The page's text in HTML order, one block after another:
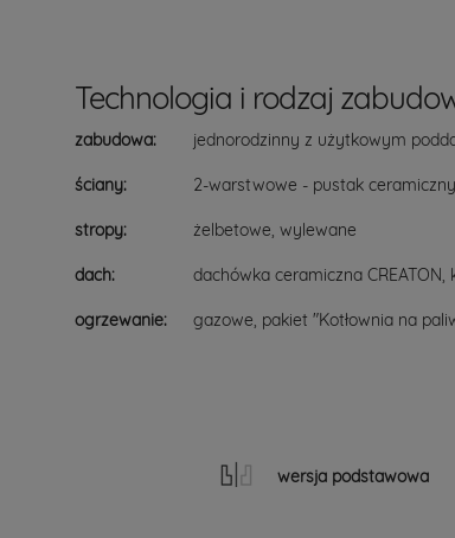
Technologia i rodzaj
zabudowa: jednorodzinny z użytkowym
ściany: 2-warstwowe - pustak
stropy: żelbetowe, wylewane
dach: dachówka ceramiczna CREATON,
ogrzewanie: gazowe, pakiet "Kotłownia na
wersja podstawowa